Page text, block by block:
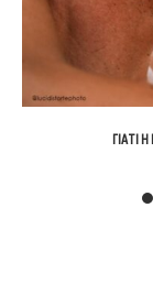
ΓΙΑΤΊ